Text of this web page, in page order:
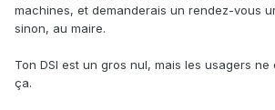
machines, et demanderais un rendez-vous
sinon, au maire.
Ton DSI est un gros nul, mais les usagers
ça.